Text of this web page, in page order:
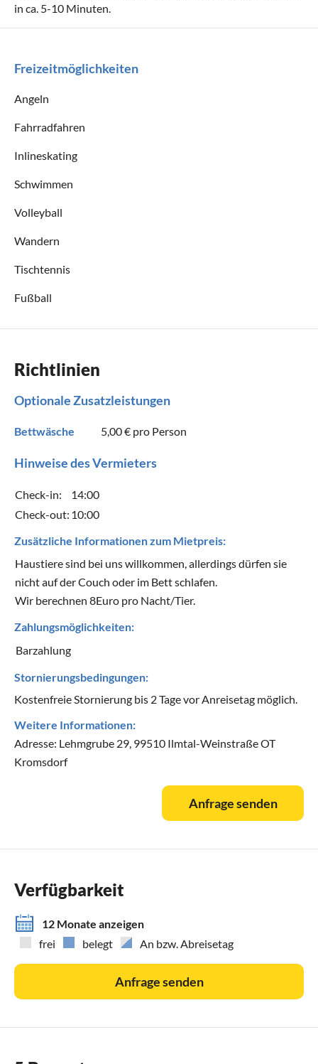
in ca. 5-10 Minuten.
Freizeitmöglichkeiten
Angeln
Fahrradfahren
Inlineskating
Schwimmen
Volleyball
Wandern
Tischtennis
Fußball
Richtlinien
Optionale Zusatzleistungen
Bettwäsche 5,00 € pro Person
Hinweise des Vermieters
Check-in:
14:00
Check-out: 10:00
Zusätzliche Informationen zum Mietpreis:
Haustiere sind bei uns willkommen, allerdings dürfen sie
nicht auf der Couch oder im Bett schlafen.
Wir berechnen 8Euro pro Nacht/Tier.
Zahlungsmöglichkeiten:
Barzahlung
Stornierungsbedingungen:
Kostenfreie Stornierung bis 2 Tage vor Anreisetag möglich.
Weitere Informationen:
Adresse: Lehmgrube 29, 99510 Ilmtal-Weinstraße OT
Kromsdorf
Anfrage senden
Verfügbarkeit
12 Monate anzeigen
frei
belegt An bzw. Abreisetag
Anfrage senden